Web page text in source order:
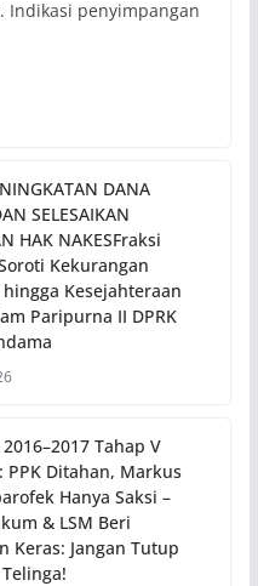
Indikasi penyimpangan
DANA
SELESAIKAN
HAK NAKESFraksi
Kekurangan
Kesejahteraan
Paripurna II DPRK
Tahap V
PPK Ditahan, Markus
Hanya Saksi –
& LSM Beri
Keras: Jangan Tutup